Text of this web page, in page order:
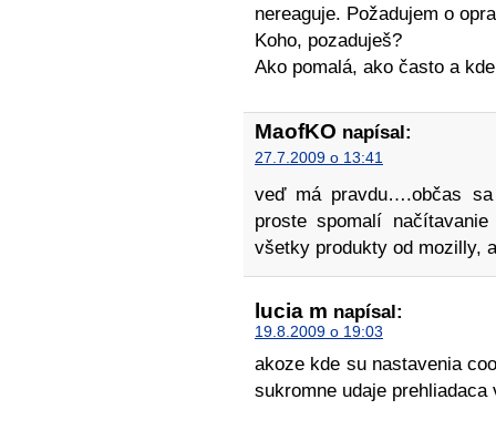
nereaguje. Požadujem o
Koho, pozaduješ?
Ako pomalá, ako často a
MaofKO napísal:
27.7.2009 o 13:41
veď má pravdu….občas
proste spomalí
všetky produkty od mozilly,
lucia m napísal:
19.8.2009 o 19:03
akoze kde su nastavenia
sukromne udaje prehliadaca